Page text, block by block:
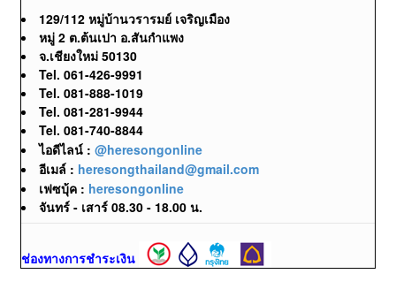
129/112 หมู่บ้านวรารมย์ เจริญเมือง
หมู่ 2 ต.ต้นเปา อ.สันกำแพง
จ.เชียงใหม่ 50130
Tel. 061-426-9991
Tel. 081-888-1019
Tel. 081-281-9944
Tel. 081-740-8844
ไอดีไลน์ : @heresongonline
อีเมล์ : heresongthailand@gmail.com
เฟซบุ้ค : heresongonline
จันทร์ - เสาร์ 08.30 - 18.00 น.
ช่องทางการชำระเงิน